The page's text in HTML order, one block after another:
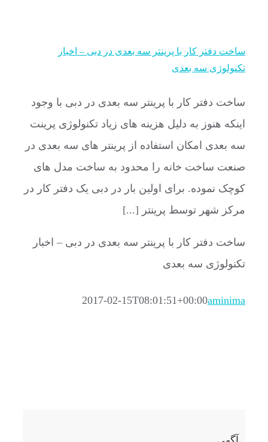
ساخت دفتر کار با پرینتر سه بعدی در دبی – اخبار
تکنولوژی سه بعدی
ساخت دفتر کار با پرینتر سه بعدی در دبی با وجود
اینکه هنوز به دلیل هزینه های زیاد تکنولوژی پرینت
سه بعدی امکان استفاده از پرینتر های سه بعدی در
صنعت ساخت خانه را محدود به ساخت مدل های
کوچک نموده. برای اولین بار در دبی یک دفتر کار در
مرکز شهر توسط پرینتر [...]
ساخت دفتر کار با پرینتر سه بعدی در دبی – اخبار
تکنولوژی سه بعدی
aminima
2017-02-15T08:01:51+00:00